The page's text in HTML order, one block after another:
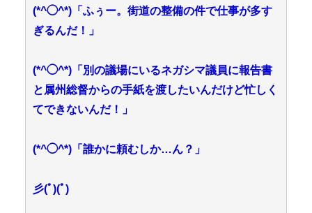
(*^◯^*)「ふぅー。街道の整備の件で仕事が多す
ぎるんだ！」
(*^◯^*)「別の議場にいるネガシマ議員に報告書
と属州総督からの手紙を渡したいんだけど忙しく
てできないんだ！」
(*^◯^*)「誰かに頼むしか…ん？」
彡(ﾟ)(ﾟ)